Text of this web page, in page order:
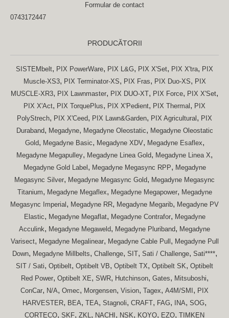
Formular de contact
0743172447
PRODUCĂTORII
SISTEMbelt, PIX PowerWare, PIX L&G, PIX X'Set, PIX X'tra, PIX
Muscle-XS3, PIX Terminator-XS, PIX Fras, PIX Duo-XS, PIX
MUSCLE-XR3, PIX Lawnmaster, PIX DUO-XT, PIX Force, PIX X'Set,
PIX X'Act, PIX TorquePlus, PIX X'Pedient, PIX Thermal, PIX
PolyStrech, PIX X'Ceed, PIX Lawn&Garden, PIX Agricultural, PIX
Duraband, Megadyne, Megadyne Oleostatic, Megadyne Oleostatic
Gold, Megadyne Basic, Megadyne XDV, Megadyne Esaflex,
Megadyne Megapulley, Megadyne Linea Gold, Megadyne Linea X,
Megadyne Gold Label, Megadyne Megasync RPP, Megadyne
Megasync Silver, Megadyne Megasync Gold, Megadyne Megasync
Titanium, Megadyne Megaflex, Megadyne Megapower, Megadyne
Megasync Imperial, Megadyne RR, Megadyne Megarib, Megadyne PV
Elastic, Megadyne Megaflat, Megadyne Contrafor, Megadyne
Acculink, Megadyne Megaweld, Megadyne Pluriband, Megadyne
Varisect, Megadyne Megalinear, Megadyne Cable Pull, Megadyne Pull
Down, Megadyne Millbelts, Challenge, SIT, Sati / Challenge, Sati****,
SIT / Sati, Optibelt, Optibelt VB, Optibelt TX, Optibelt SK, Optibelt
Red Power, Optibelt XE, SWR, Hutchinson, Gates, Mitsuboshi,
ConCar, N/A, Omec, Morgensen, Vision, Tagex, A4M/SMI, PIX
HARVESTER, BEA, TEA, Stagnoli, CRAFT, FAG, INA, SOG,
CORTECO, SKF, ZKL , NACHI, NSK, KOYO, EZO, TIMKEN